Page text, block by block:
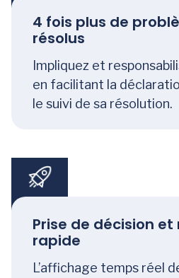
4 fois plus de
résolus
Impliquez et
en facilitant la
le suivi de sa résolution.
Prise de décision
rapide
L’affichage temps réel